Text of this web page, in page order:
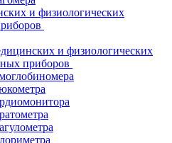
и физиологических
и физиологических
приборов